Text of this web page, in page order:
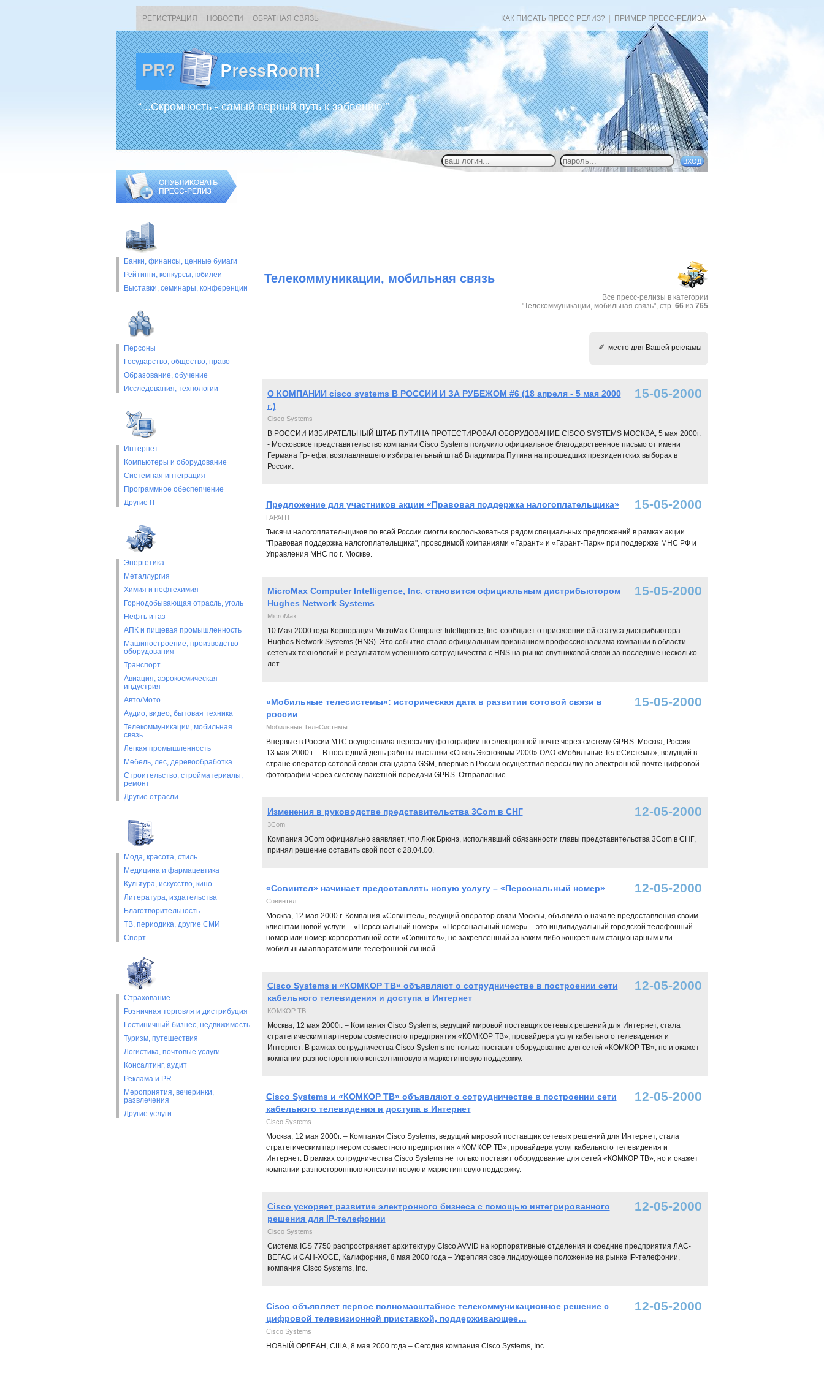
РЕГИСТРАЦИЯ НОВОСТИ ОБРАТНАЯ СВЯЗЬ КАК ПИСАТЬ ПРЕСС РЕЛИЗ? ПРИМЕР ПРЕСС-РЕЛИЗА
“...Скромность - самый верный путь к забвению!”
Банки, финансы, ценные бумаги
Рейтинги, конкурсы, юбилеи
Выставки, cеминары, конференции
Персоны
Государство, общество, право
Образование, обучение
Исследования, технологии
Интернет
Компьютеры и оборудование
Системная интеграция
Программное обеспепчение
Другие IT
Энергетика
Металлургия
Химия и нефтехимия
Горнодобывающая отрасль, уголь
Нефть и газ
АПК и пищевая промышленность
Машиностроение, производство
оборудования
Транспорт
Авиация, аэрокосмическая
индустрия
Авто/Мото
Аудио, видео, бытовая техника
Телекоммуникации, мобильная
связь
Легкая промышленность
Мебель, лес, деревообработка
Строительство, стройматериалы,
ремонт
Другие отрасли
Мода, красота, стиль
Медицина и фармацевтика
Культура, искусство, кино
Литература, издательства
Благотворительность
ТВ, периодика, другие СМИ
Спорт
Страхование
Розничная торговля и дистрибуция
Гостиничный бизнес, недвижимость
Туризм, путешествия
Логистика, почтовые услуги
Консалтинг, аудит
Реклама и PR
Мероприятия, вечеринки,
развлечения
Другие услуги
Телекоммуникации, мобильная связь
Все пресс-релизы в категории
"Телекоммуникации, мобильная связь", стр. 66 из 765
✐ место для Вашей рекламы
О КОМПАНИИ cisco systems В РОССИИ И ЗА РУБЕЖОМ #6 (18 апреля - 5 мая 2000
г.)
15-05-2000
Cisco Systems
В РОССИИ ИЗБИРАТЕЛЬНЫЙ ШТАБ ПУТИНА ПРОТЕСТИРОВАЛ ОБОРУДОВАНИЕ CISCO SYSTEMS МОСКВА, 5 мая 2000г.
- Московское представительство компании Cisco Systems получило официальное благодарственное письмо от имени
Германа Гр- ефа, возглавлявшего избирательный штаб Владимира Путина на прошедших президентских выборах в
России.
Предложение для участников акции «Правовая поддержка налогоплательщика» 15-05-2000
ГАРАНТ
Тысячи налогоплательщиков по всей России смогли воспользоваться рядом специальных предложений в рамках акции
"Правовая поддержка налогоплательщика", проводимой компаниями «Гарант» и «Гарант-Парк» при поддержке МНС РФ и
Управления МНС по г. Москве.
MicroMax Computer Intelligence, Inc. становится официальным дистрибьютором
Hughes Network Systems
15-05-2000
MicroMax
10 Мая 2000 года Корпорация MicroMax Computer Intelligence, Inc. сообщает о присвоении ей статуса дистрибьютора
Hughes Network Systems (HNS). Это событие стало официальным признанием профессионализма компании в области
сетевых технологий и результатом успешного сотрудничества с HNS на рынке спутниковой связи за последние несколько
лет.
«Мобильные телесистемы»: историческая дата в развитии сотовой связи в
россии
15-05-2000
Мобильные ТелеСистемы
Впервые в России МТС осуществила пересылку фотографии по электронной почте через систему GPRS. Москва, Россия –
13 мая 2000 г. – В последний день работы выставки «Связь Экспокомм 2000» ОАО «Мобильные ТелеСистемы», ведущий в
стране оператор сотовой связи стандарта GSM, впервые в России осуществил пересылку по электронной почте цифровой
фотографии через систему пакетной передачи GPRS. Отправление…
Изменения в руководстве представительства 3Com в СНГ 12-05-2000
3Com
Компания 3Com официально заявляет, что Люк Брюнэ, исполнявший обязанности главы представительства 3Com в СНГ,
принял решение оставить свой пост с 28.04.00.
«Совинтел» начинает предоставлять новую услугу – «Персональный номер» 12-05-2000
Совинтел
Москва, 12 мая 2000 г. Компания «Совинтел», ведущий оператор связи Москвы, объявила о начале предоставления своим
клиентам новой услуги – «Персональный номер». «Персональный номер» – это индивидуальный городской телефонный
номер или номер корпоративной сети «Совинтел», не закрепленный за каким-либо конкретным стационарным или
мобильным аппаратом или телефонной линией.
Cisco Systems и «КОМКОР ТВ» объявляют о сотрудничестве в построении сети
кабельного телевидения и доступа в Интернет
12-05-2000
КОМКОР ТВ
Москва, 12 мая 2000г. – Компания Cisco Systems, ведущий мировой поставщик сетевых решений для Интернет, стала
стратегическим партнером совместного предприятия «КОМКОР ТВ», провайдера услуг кабельного телевидения и
Интернет. В рамках сотрудничества Cisco Systems не только поставит оборудование для сетей «КОМКОР ТВ», но и окажет
компании разностороннюю консалтинговую и маркетинговую поддержку.
Cisco Systems и «КОМКОР ТВ» объявляют о сотрудничестве в построении сети
кабельного телевидения и доступа в Интернет
12-05-2000
Cisco Systems
Москва, 12 мая 2000г. – Компания Cisco Systems, ведущий мировой поставщик сетевых решений для Интернет, стала
стратегическим партнером совместного предприятия «КОМКОР ТВ», провайдера услуг кабельного телевидения и
Интернет. В рамках сотрудничества Cisco Systems не только поставит оборудование для сетей «КОМКОР ТВ», но и окажет
компании разностороннюю консалтинговую и маркетинговую поддержку.
Cisco ускоряет развитие электронного бизнеса с помощью интегрированного
решения для IP-телефонии
12-05-2000
Cisco Systems
Система ICS 7750 распространяет архитектуру Cisco AVVID на корпоративные отделения и средние предприятия ЛАС-
ВЕГАС и САН-ХОСЕ, Калифорния, 8 мая 2000 года – Укрепляя свое лидирующее положение на рынке IP-телефонии,
компания Cisco Systems, Inc.
Cisco объявляет первое полномасштабное телекоммуникационное решение с
цифровой телевизионной приставкой, поддерживающее…
12-05-2000
Cisco Systems
НОВЫЙ ОРЛЕАН, США, 8 мая 2000 года – Сегодня компания Cisco Systems, Inc.